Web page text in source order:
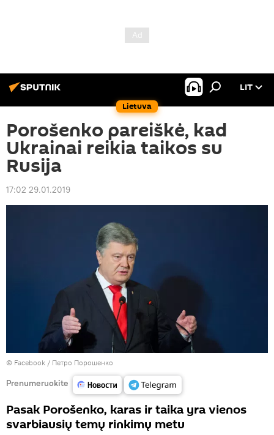
Lietuva
LIT
Porošenko pareiškė, kad
Ukrainai reikia taikos su
Rusija
17:02 29.01.2019
© Facebook / Петро Порошенко
Prenumeruokite
Pasak Porošenko, karas ir taika yra vienos
svarbiausių temų rinkimų metu